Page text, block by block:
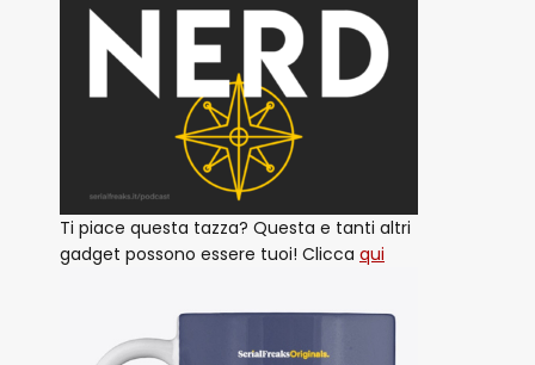
Ti piace questa tazza? Questa e tanti altri
gadget possono essere tuoi! Clicca qui